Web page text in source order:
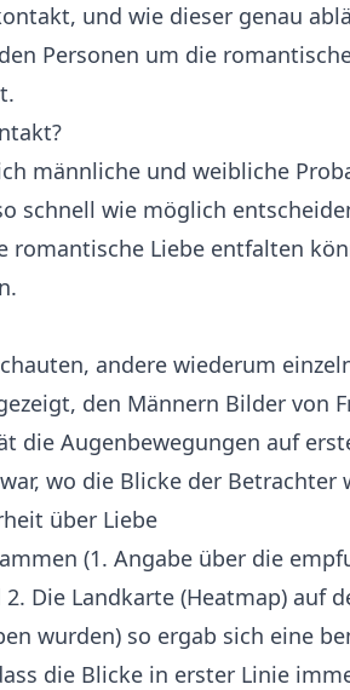
und wie dieser genau
Personen um die
männliche und weibliche
schnell wie möglich
romantische Liebe entfalten
andere wiederum
den Männern Bilder von
die Augenbewegungen auf
wo die Blicke der Betrachter
über Liebe
(1. Angabe über die
Die Landkarte (Heatmap) auf
wurden) so ergab sich eine
die Blicke in erster Linie